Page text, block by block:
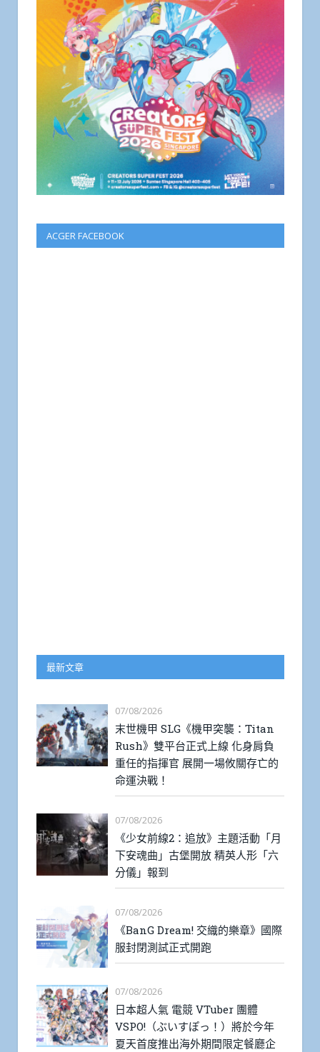
ACGER FACEBOOK
最新文章
07/08/2026
末世機甲 SLG《機甲突襲：Titan
Rush》雙平台正式上線 化身肩負
重任的指揮官 展開一場攸關存亡的
命運決戰！
07/08/2026
《少女前線2：追放》主題活動「月
下安魂曲」古堡開放 精英人形「六
分儀」報到
07/08/2026
《BanG Dream! 交織的樂章》國際
服封閉測試正式開跑
07/08/2026
日本超人氣 電競 VTuber 團體
VSPO!（ぶいすぽっ！）將於今年
夏天首度推出海外期間限定餐廳企